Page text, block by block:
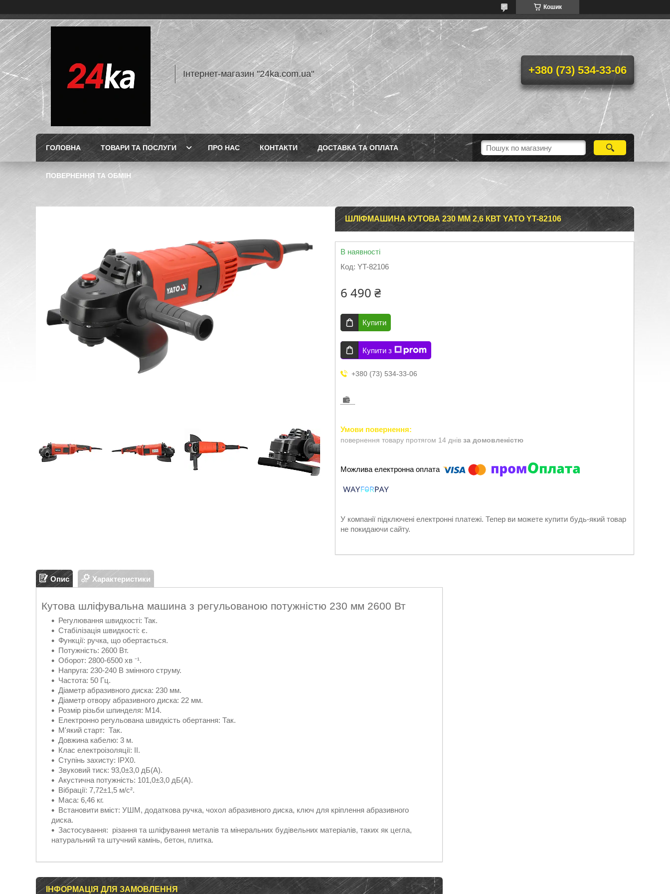
Кошик
Інтернет-магазин "24ka.com.ua" +380 (73) 534-33-06
ГОЛОВНА ТОВАРИ ТА ПОСЛУГИ ПРО НАС КОНТАКТИ ДОСТАВКА ТА ОПЛАТА
ПОВЕРНЕННЯ ТА ОБМІН
ШЛІФМАШИНА КУТОВА 230 ММ 2,6 КВТ YATO YT-82106
В наявності
Код: YT-82106
6 490 ₴
Купити
Купити з
+380 (73) 534-33-06
повернення товару протягом 14 днів за домовленістю
У компанії підключені електронні платежі. Тепер ви можете купити будь-який товар
не покидаючи сайту.
Опис Характеристики
Кутова шліфувальна машина з регульованою потужністю 230 мм 2600 Вт
Регулювання швидкості: Так.
Стабілізація швидкості: є.
Функції: ручка, що обертається.
Потужність: 2600 Вт.
Оборот: 2800-6500 хв ⁻¹.
Напруга: 230-240 В змінного струму.
Частота: 50 Гц.
Діаметр абразивного диска: 230 мм.
Діаметр отвору абразивного диска: 22 мм.
Розмір різьби шпинделя: М14.
Електронно регульована швидкість обертання: Так.
М'який старт: Так.
Довжина кабелю: 3 м.
Клас електроізоляції: ІІ.
Ступінь захисту: IPX0.
Звуковий тиск: 93,0±3,0 дБ(А).
Акустична потужність: 101,0±3,0 дБ(А).
Вібрації: 7,72±1,5 м/с².
Маса: 6,46 кг.
Встановити вміст: УШМ, додаткова ручка, чохол абразивного диска, ключ для кріплення абразивного
диска.
Застосування: різання та шліфування металів та мінеральних будівельних матеріалів, таких як цегла,
натуральний та штучний камінь, бетон, плитка.
ІНФОРМАЦІЯ ДЛЯ ЗАМОВЛЕННЯ